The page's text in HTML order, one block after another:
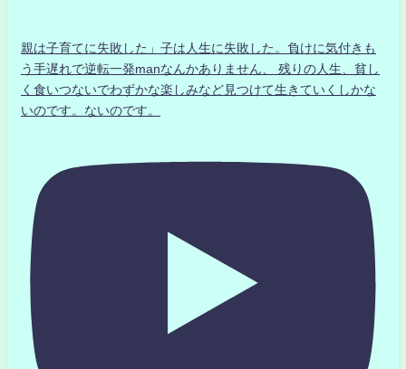
親は子育てに失敗した」子は人生に失敗した。負けに気付きも
う手遅れで逆転一発manなんかありません、 残りの人生、貧し
く食いつないでわずかな楽しみなど見つけて生きていくしかな
いのです。ないのです。